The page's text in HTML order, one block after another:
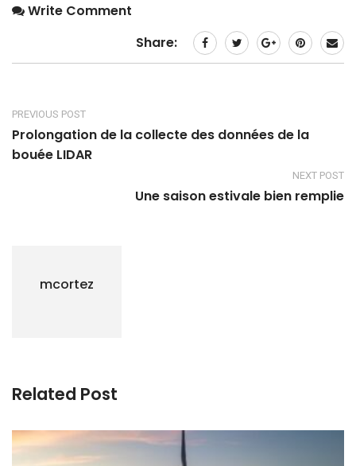
Write Comment
Share:
PREVIOUS POST
Prolongation de la collecte des données de la
bouée LIDAR
NEXT POST
Une saison estivale bien remplie
mcortez
Related Post